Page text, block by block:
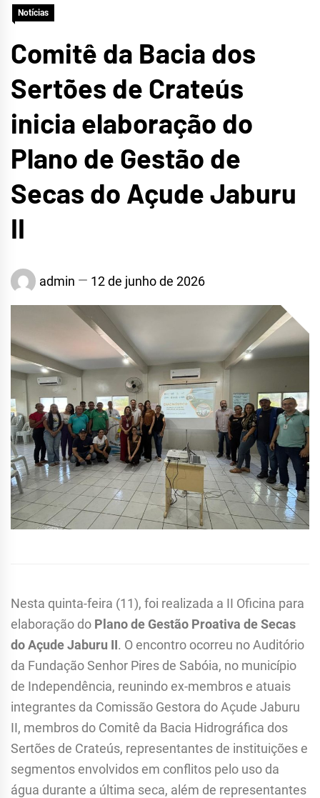
CRATEÚS
Notícias
Comitê da Bacia dos
Sertões de Crateús
inicia elaboração do
Plano de Gestão de
Secas do Açude Jaburu
II
admin 12 de junho de 2026
Nesta quinta-feira (11), foi realizada a II Oficina para
elaboração do Plano de Gestão Proativa de Secas
do Açude Jaburu II. O encontro ocorreu no Auditório
da Fundação Senhor Pires de Sabóia, no município
de Independência, reunindo ex-membros e atuais
integrantes da Comissão Gestora do Açude Jaburu
II, membros do Comitê da Bacia Hidrográfica dos
Sertões de Crateús, representantes de instituições e
segmentos envolvidos em conflitos pelo uso da
água durante a última seca, além de representantes